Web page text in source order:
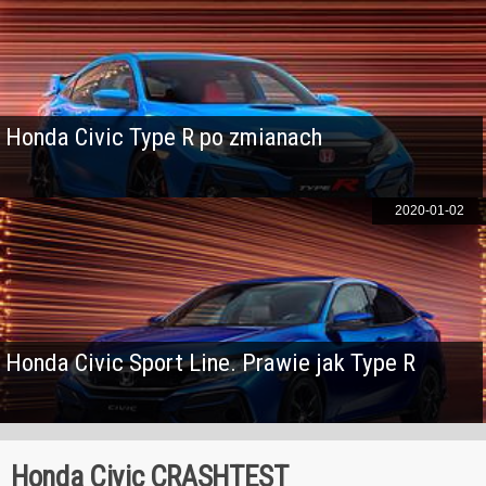
Honda Civic Type R po zmianach
Honda Civic Sport Line. Prawie jak Type R
2020-01-02
Honda Civic CRASHTEST